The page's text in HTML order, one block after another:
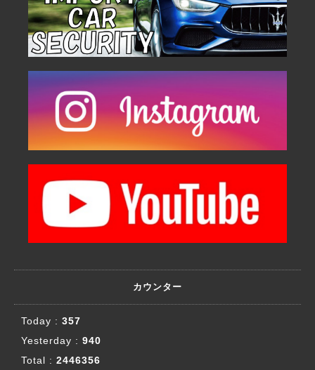
カウンター
Today : 357
Yesterday : 940
Total : 2446356